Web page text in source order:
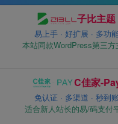
子比主题
易上手 · 好扩展 · 多功
本站同款WordPress第三方
C佳家-
免认证 · 多渠道 · 秒到账
适合新人站长的易/码支付